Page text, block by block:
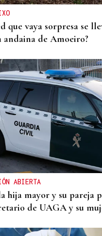
que vaya sorpresa se
de Amoeiro?
ABIERTA
hija mayor y su pareja
de UAGA y su